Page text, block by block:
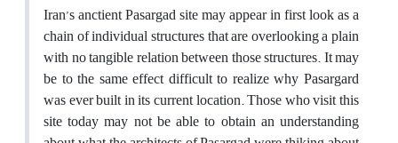
Iran’s anctient Pasargad site may appear in first look as a
chain of individual structures that are overlooking a plain
with no tangible relation between those structures. It may
be to the same effect difficult to realize why Pasargard
was ever built in its current location. Those who visit this
site today may not be able to obtain an understanding